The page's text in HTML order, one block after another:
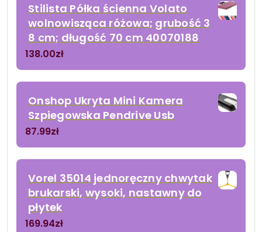
Stilista Półka ścienna Volato
wolnowisząca różowa; grubość 3
8 cm; długość 70 cm 40070188
138.00zł
Onshop Ukryta Mini Kamera
Szpiegowska Pendrive Usb
87.99zł
Vorel 35014 jednoręczny chwytak
brukarski, wysoki, nastawny do
płytek
169.94zł